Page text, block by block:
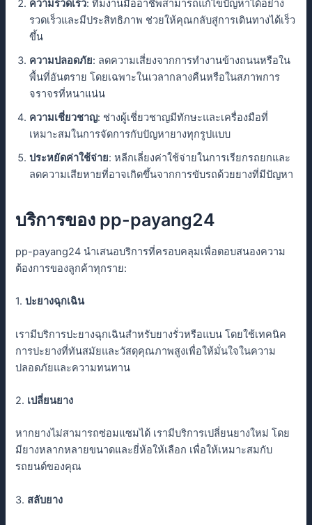
ความรวดเร็ว: ทีมงานมืออาชีพสามารถแก้ไขปัญหาได้อย่าง
รวดเร็วและมีประสิทธิภาพ ช่วยให้คุณกลับสู่การเดินทางได้เร็ว
ขึ้น
ความปลอดภัย: ลดความเสี่ยงจากการทำงานข้างถนนหรือใน
พื้นที่อันตราย โดยเฉพาะในเวลากลางคืนหรือในสภาพการ
จราจรที่หนาแน่น
ความเชี่ยวชาญ: ช่างผู้เชี่ยวชาญมีทักษะและเครื่องมือที่
เหมาะสมในการจัดการกับปัญหายางทุกรูปแบบ
ประหยัดค่าใช้จ่าย: หลีกเลี่ยงค่าใช้จ่ายในการเรียกรถยกและ
ลดความเสียหายที่อาจเกิดขึ้นจากการขับรถด้วยยางที่มีปัญหา
บริการของ pp-payang24
pp-payang24 นำเสนอบริการที่ครอบคลุมเพื่อตอบสนองความ
ต้องการของลูกค้าทุกราย:
1.ปะยางฉุกเฉิน
เรามีบริการปะยางฉุกเฉินสำหรับยางรั่วหรือแบน โดยใช้เทคนิค
การปะยางที่ทันสมัยและวัสดุคุณภาพสูงเพื่อให้มั่นใจในความ
ปลอดภัยและความทนทาน
2. เปลี่ยนยาง
หากยางไม่สามารถซ่อมแซมได้ เรามีบริการเปลี่ยนยางใหม่ โดย
มียางหลากหลายขนาดและยี่ห้อให้เลือก เพื่อให้เหมาะสมกับ
รถยนต์ของคุณ
3. สลับยาง